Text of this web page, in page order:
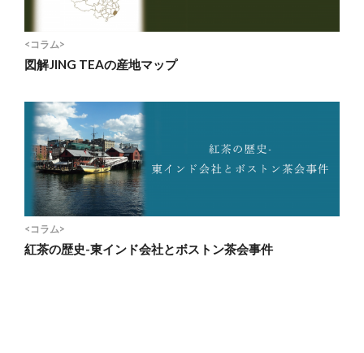
<コラム>
図解JING TEAの産地マップ
<コラム>
紅茶の歴史-東インド会社とボストン茶会事件